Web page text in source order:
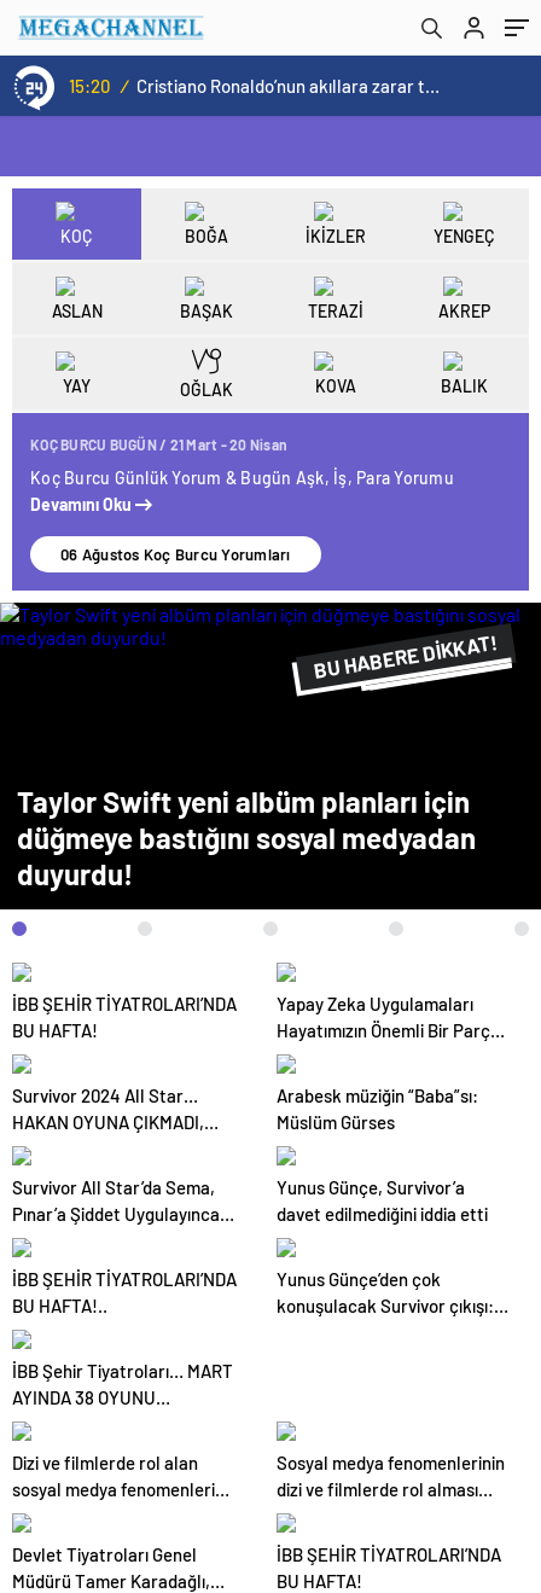
15:20 / Cristiano Ronaldo’nun akıllara zarar tüm kariyerinin istatistiğini çıkardık !
KOÇ BOĞA İKİZLER YENGEÇ
ASLAN BAŞAK TERAZİ AKREP
YAY OĞLAK KOVA BALIK
KOÇ BURCU BUGÜN / 21 Mart - 20 Nisan
Koç Burcu Günlük Yorum & Bugün Aşk, İş, Para Yorumu
Devamını Oku
06 Ağustos Koç Burcu Yorumları
Taylor Swift yeni albüm planları için
düğmeye bastığını sosyal medyadan
duyurdu!
SON DAKİKA
FLAŞ FLAŞ...
BU HABERE DİKKAT!
İBB ŞEHİR TİYATROLARI’NDA
BU HAFTA!
Yapay Zeka Uygulamaları
Hayatımızın Önemli Bir Parçası
Haline Geliyor
Survivor 2024 All Star…
HAKAN OYUNA ÇIKMADI,
İKİNCİ ELEME ADAYI KİM
Arabesk müziğin “Baba”sı:
Müslüm Gürses
Survivor All Star’da Sema,
Pınar’a Şiddet Uygulayınca
Diskalifiye Edildi
Yunus Günçe, Survivor’a
davet edilmediğini iddia etti
İBB ŞEHİR TİYATROLARI’NDA
BU HAFTA!..
Yunus Günçe’den çok
konuşulacak Survivor çıkışı:
İBB Şehir Tiyatroları… MART
AYINDA 38 OYUNU
SEYİRCİYLE
Dizi ve filmlerde rol alan
sosyal medya fenomenleri
sinema sektöründe kaliteyi
Sosyal medya fenomenlerinin
dizi ve filmlerde rol alması
tartışmalara neden oluyor
Devlet Tiyatroları Genel
Müdürü Tamer Karadağlı,
İBB ŞEHİR TİYATROLARI’NDA
BU HAFTA!